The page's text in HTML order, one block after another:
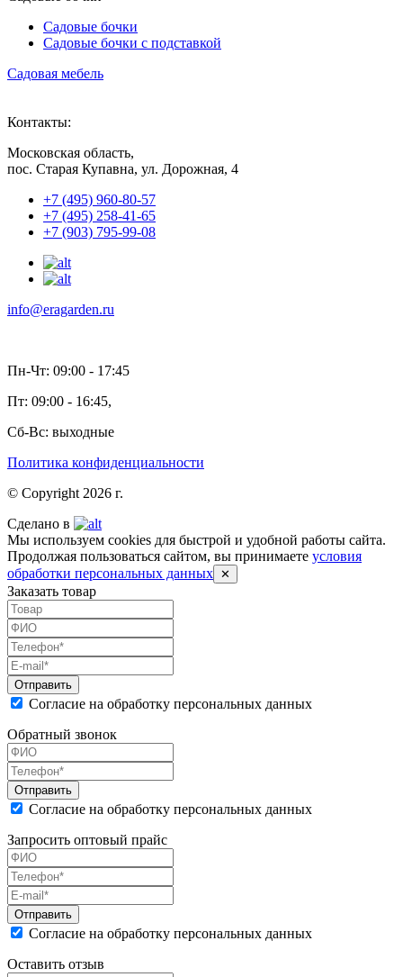
Садовые бочки
Садовые бочки c подставкой
Садовая мебель
Контакты:
Московская область,
пос. Старая Купавна, ул. Дорожная, 4
+7 (495) 960-80-57
+7 (495) 258-41-65
+7 (903) 795-99-08
info@eragarden.ru
Пн-Чт: 09:00 - 17:45
Пт: 09:00 - 16:45,
Сб-Вс: выходные
Политика конфиденциальности
© Copyright 2026 г.
Сделано в
Мы используем cookies для быстрой и удобной работы сайта.
Продолжая пользоваться сайтом, вы принимаете условия
обработки персональных данных ✕
Заказать товар
Согласие на обработку персональных данных
Обратный звонок
Согласие на обработку персональных данных
Запросить оптовый прайс
Согласие на обработку персональных данных
Оставить отзыв